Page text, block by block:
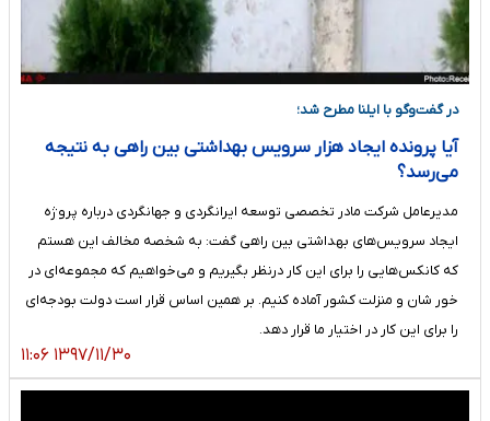
در گفت‌وگو با ایلنا مطرح شد؛
آیا پرونده ایجاد هزار سرویس بهداشتی‌ بین راهی به نتیجه
می‌رسد؟
مدیرعامل شرکت مادر تخصصی توسعه ایرانگردی و جهانگردی درباره پروژه
ایجاد سرویس‌های بهداشتی بین راهی گفت: به شخصه مخالف این هستم
که کانکس‌هایی را برای این کار درنظر بگیریم و می‌خواهیم که مجموعه‌ای در
خور شان و منزلت کشور آماده کنیم. بر همین اساس قرار است دولت بودجه‌ای
را برای این کار در اختیار ما قرار دهد.
۱۳۹۷/۱۱/۳۰ ۱۱:۰۶